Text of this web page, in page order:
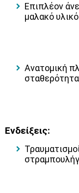
Επιπλέον
μαλακό υλικό
Ανατομική
σταθερότητα
Ενδείξεις: